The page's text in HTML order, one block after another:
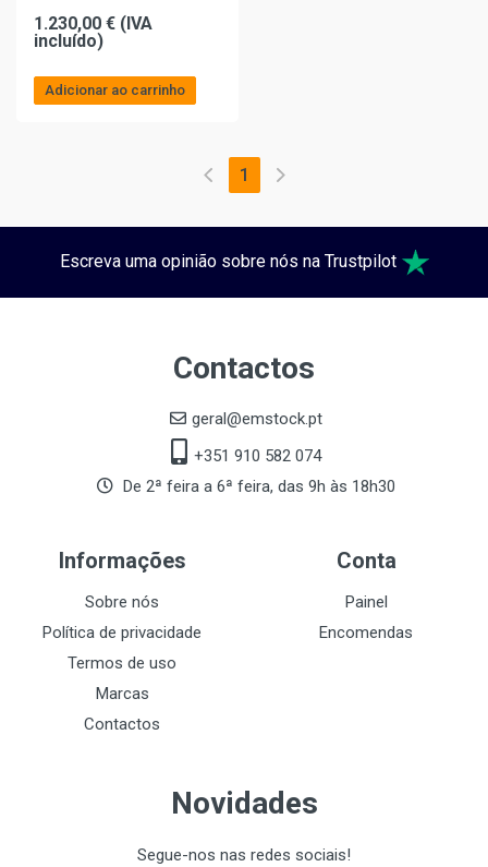
1.230,00 € (IVA
incluído)
Adicionar ao carrinho
1
Escreva uma opinião sobre nós na Trustpilot
Contactos
geral@emstock.pt
+351 910 582 074
De 2ª feira a 6ª feira, das 9h às 18h30
Informações
Sobre nós
Política de privacidade
Termos de uso
Marcas
Contactos
Conta
Painel
Encomendas
Novidades
Segue-nos nas redes sociais!